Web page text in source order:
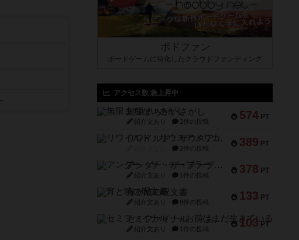
ボドファン
ボードゲームに特化したクラウドファンディング
アクセス数 急上昇中
574 PT
無限まちがいさがし
紹介文あり 2件の投稿
389 PT
リワイルド：サウスアメリカ
2件の投稿
378 PT
アンダー・ザ・テーブラー
紹介文あり 1件の投稿
133 PT
宵と暁の呪文書
紹介文あり 8件の投稿
103 PT
セミファイナル ～お前はまだ生きている～
紹介文あり 1件の投稿